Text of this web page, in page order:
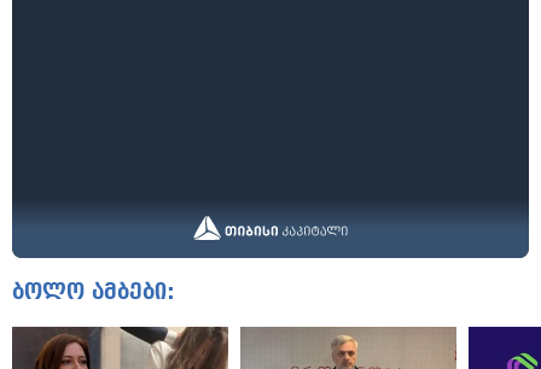
ბოლო ამბები: